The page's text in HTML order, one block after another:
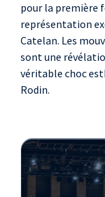
pour la première
représentation
Catelan. Les
sont une
véritable choc
Rodin.